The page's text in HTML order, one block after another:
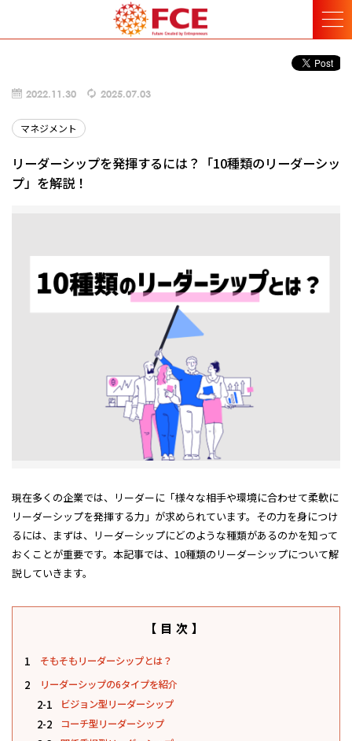
2022.11.30 2025.07.03
マネジメント
リーダーシップを発揮するには？「10種類のリーダーシッ
プ」を解説！
現在多くの企業では、リーダーに「様々な相手や環境に合わせて柔軟に
リーダーシップを発揮する力」が求められています。その力を身につけ
るには、まずは、リーダーシップにどのような種類があるのかを知って
おくことが重要です。本記事では、10種類のリーダーシップについて解
説していきます。
【目次】
1 そもそもリーダーシップとは？
2 リーダーシップの6タイプを紹介
2-1 ビジョン型リーダーシップ
2-2 コーチ型リーダーシップ